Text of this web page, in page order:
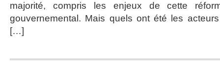
majorité, compris les enjeux de cette
gouvernemental. Mais quels ont été les
[…]